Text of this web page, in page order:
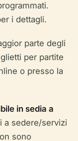
i dettagli.
parte degli
per partite
o presso la
in sedia a
a sedere/servizi
sono